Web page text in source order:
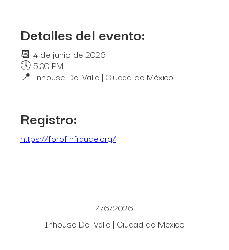
Detalles del evento:
📆 4 de junio de 2026
🕔 5:00 PM
📍 Inhouse Del Valle | Ciudad de México
Registro:
https://forofinfraude.org/
4/6/2026
Inhouse Del Valle | Ciudad de México‍